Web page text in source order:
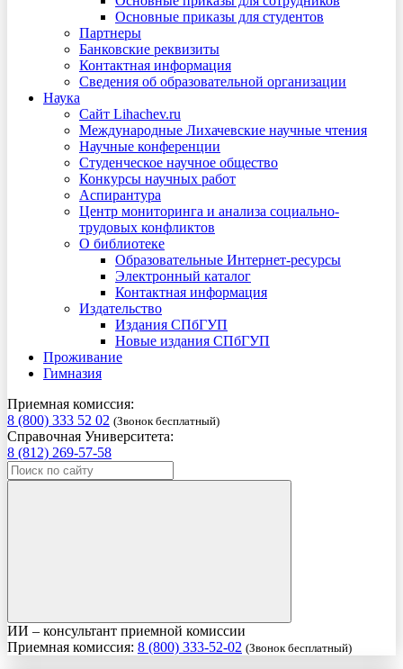
Основные приказы для студентов
Партнеры
Банковские реквизиты
Контактная информация
Сведения об образовательной организации
Наука
Сайт Lihachev.ru
Международные Лихачевские научные чтения
Научные конференции
Студенческое научное общество
Конкурсы научных работ
Аспирантура
Центр мониторинга и анализа социально-
трудовых конфликтов
О библиотеке
Образовательные Интернет-ресурсы
Электронный каталог
Контактная информация
Издательство
Издания СПбГУП
Новые издания СПбГУП
Проживание
Гимназия
Приемная комиссия:
8 (800) 333 52 02 (Звонок бесплатный)
Справочная Университета:
8 (812) 269-57-58
ИИ – консультант приемной комиссии
Приемная комиссия: 8 (800) 333-52-02 (Звонок бесплатный)